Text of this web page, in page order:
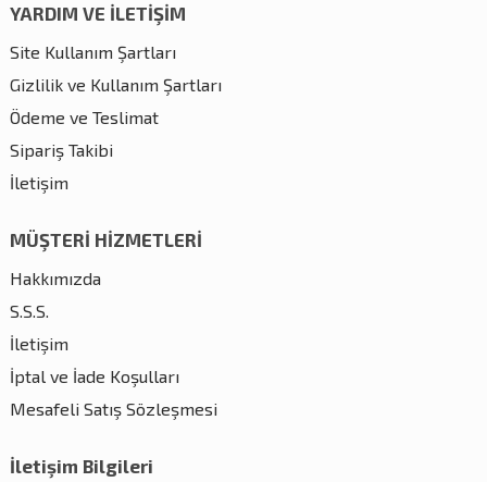
YARDIM VE İLETİŞİM
Site Kullanım Şartları
Gizlilik ve Kullanım Şartları
Ödeme ve Teslimat
Sipariş Takibi
İletişim
MÜŞTERİ HİZMETLERİ
Hakkımızda
S.S.S.
İletişim
İptal ve İade Koşulları
Mesafeli Satış Sözleşmesi
İletişim Bilgileri